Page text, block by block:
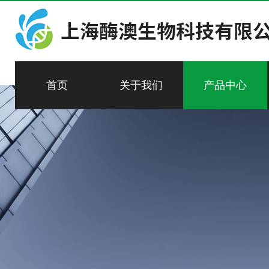
首页 关于我们 产品中心